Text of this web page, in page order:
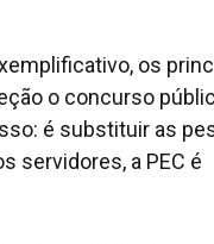
os
o concurso
é substituir as
servidores, a PEC é